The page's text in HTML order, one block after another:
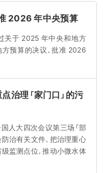
2026 年中央预算
关于 2025 年中央和地方
预算的决议，批准 2026
治理「家门口」的污
人大四次会议第三场「部
治有关文件，把治理重心
监测点位，推动小微水体